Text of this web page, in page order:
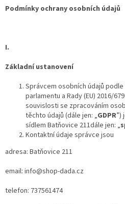
Podmínky ochrany osobních údajů
I.
Základní ustanovení
Správcem osobních údajů
parlamentu a Rady (EU) 2016/
souvislosti se zpracováním
těchto údajů (dále jen: „GDPR”)
sídlem Batňovice 211dále jen: „
Kontaktní údaje správce jsou
adresa: Batňovice 211
email: info@shop-dada.cz
telefon: 737561474